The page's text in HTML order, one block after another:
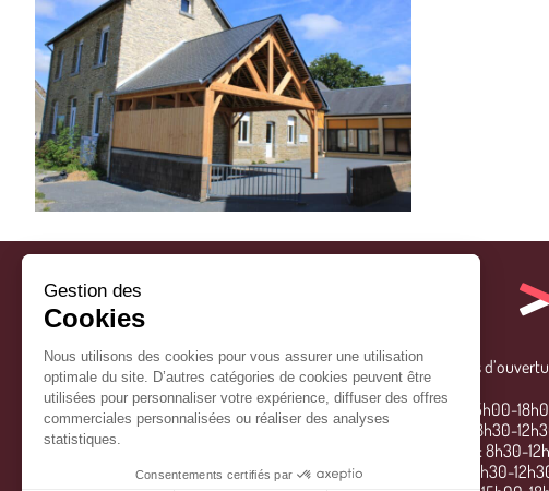
La Mairie
13 Rue Saint Martin
Hébécrevon
50180 THÈREVAL
Horaires
lundi: 15h00-
mardi: 8h30-
mercredi: 8h30-
jeudi: 8h30-
Gestion des
Cookies
Nous utilisons des cookies pour vous assurer une utilisation
optimale du site. D’autres catégories de cookies peuvent être
utilisées pour personnaliser votre expérience, diffuser des offres
commerciales personnalisées ou réaliser des analyses
statistiques.
Consentements certifiés par